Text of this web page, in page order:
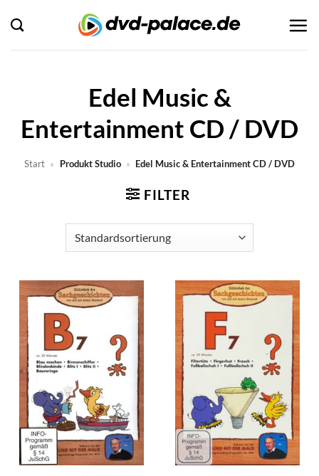
Inhalt
springen
Edel Music &
Entertainment CD / DVD
Start » Produkt Studio » Edel Music & Entertainment CD / DVD
FILTER